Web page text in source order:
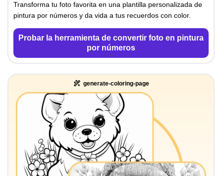
Transforma tu foto favorita en una plantilla personalizada de
pintura por números y da vida a tus recuerdos con color.
Probar la herramienta de convertir foto en pintura
por números
generate-coloring-page